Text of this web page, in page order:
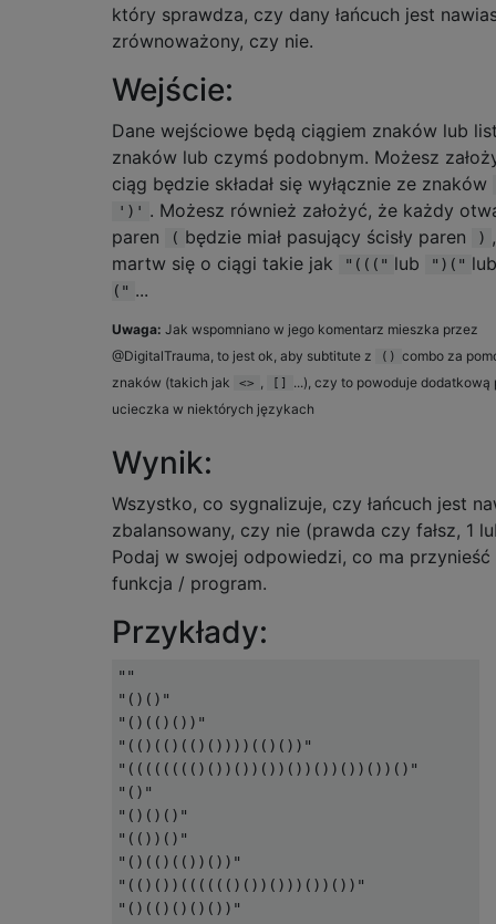
który sprawdza, czy dany łańcuch jest
zrównoważony, czy nie.
Wejście:
Dane wejściowe będą ciągiem znaków lub
znaków lub czymś podobnym. Możesz
ciąg będzie składał się wyłącznie ze znaków
')' . Możesz również założyć, że każdy
paren
( będzie miał pasujący ścisły paren )
martw się o ciągi takie jak
"(((" lub ")("
(" ...
Uwaga: Jak wspomniano w jego komentarz mieszka przez
@DigitalTrauma, to jest ok, aby subtitute z
() combo za
znaków (takich jak
<> , []
...), czy to powoduje dodatkową
ucieczka w niektórych językach
Wynik:
Wszystko, co sygnalizuje, czy łańcuch jest
zbalansowany, czy nie (prawda czy fałsz, 1
Podaj w swojej odpowiedzi, co ma
funkcja / program.
Przykłady:
""                                        =>
"()()"                                    =>
"()(()())"                                =>
"(()(()(()())))(()())"                    =>
"(((((((()())())())())())())())()"
"()"                                      =>
"()()()"                                  =>
"(())()"                                  =>
"()(()(())())"                            =>
"(()())(((((()())()))())())"              =>
"()(()()()())"                            =>